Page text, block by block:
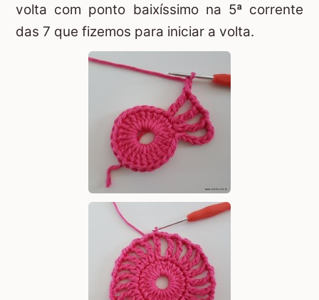
volta com ponto baixíssimo na 5ª corrente
das 7 que fizemos para iniciar a volta.